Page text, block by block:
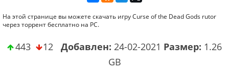
На этой странице вы можете скачать игру Curse of the Dead Gods rutor
через торрент бесплатно на PC.
443 12 Добавлен: 24-02-2021 Размер: 1.26
GB